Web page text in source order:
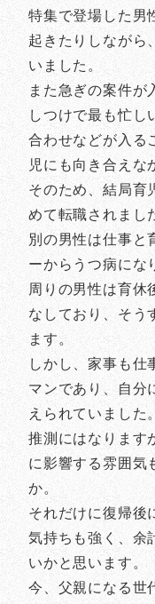
特集で登場した男
起きたりしながら
いました。
また急ぎの案件が
しつけで最も忙し
合わせなどが入る
児にも向き合えな
そのため、結局育
めて転職されまし
別の男性は仕事と
ーからうつ病にな
周りの男性は育休
なしており、そう
ます。
しかし、家事も仕
マンであり、自分
えられていました。
推測にはなります
に影響する雰囲気
か。
それだけに復帰後
気持ちも強く、余
いかと思います。
今、父親になる世